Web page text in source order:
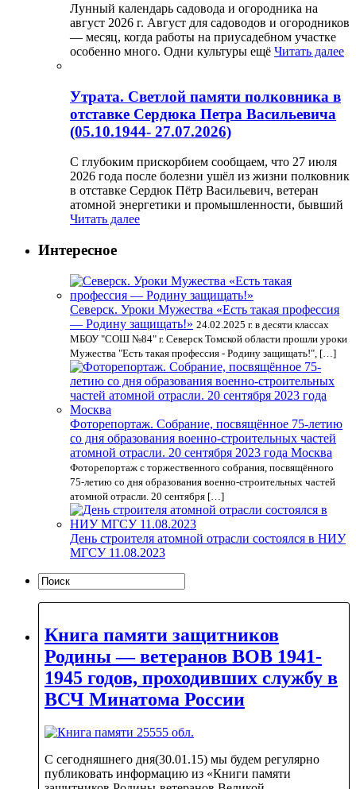
Лунный календарь садовода и огородника на
август 2026 г. Август для садоводов и огородников
— месяц, когда работы на приусадебном участке
особенно много. Одни культуры ещё Читать далее
Утрата. Светлой памяти полковника в
отставке Сердюка Петра Васильевича
(05.10.1944- 27.07.2026)
С глубоким прискорбием сообщаем, что 27 июля
2026 года после болезни ушёл из жизни полковник
в отставке Сердюк Пётр Васильевич, ветеран
атомной энергетики и промышленности, бывший
Читать далее
Интересное
Северск. Уроки Мужества «Есть такая профессия
— Родину защищать!» 24.02.2025 г. в десяти классах
МБОУ "СОШ №84" г. Северск Томской области прошли уроки
Мужества "Есть такая профессия - Родину защищать!", […]
Фоторепортаж. Собрание, посвящённое 75-летию
со дня образования военно-строительных частей
атомной отрасли. 20 сентября 2023 года Москва
Фоторепортаж с торжественного собрания, посвящённого
75-летию со дня образования военно-строительных частей
атомной отрасли. 20 сентября […]
День строителя атомной отрасли состоялся в НИУ
МГСУ 11.08.2023
Книга памяти защитников
Родины — ветеранов ВОВ 1941-
1945 годов, проходивших службу в
ВСЧ Минатома России
С сегодняшнего дня(30.01.15) мы будем регулярно
публиковать информацию из «Книги памяти